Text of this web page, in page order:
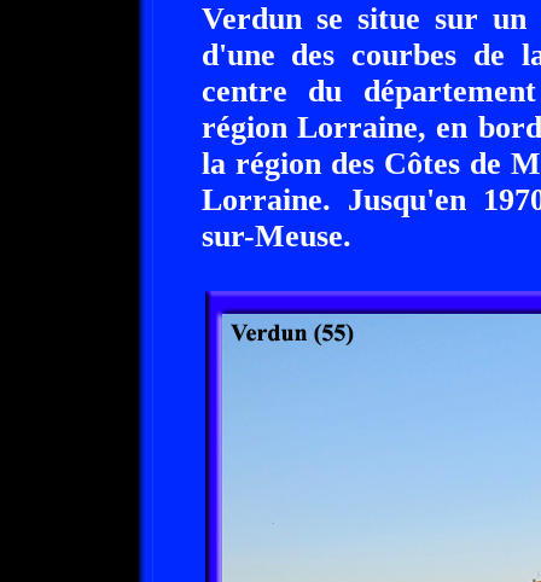
Verdun se situe sur un
d'une des courbes de
centre du
région Lorraine, en
la région des Côtes de
Lorraine. Jusqu'en
sur-Meuse.